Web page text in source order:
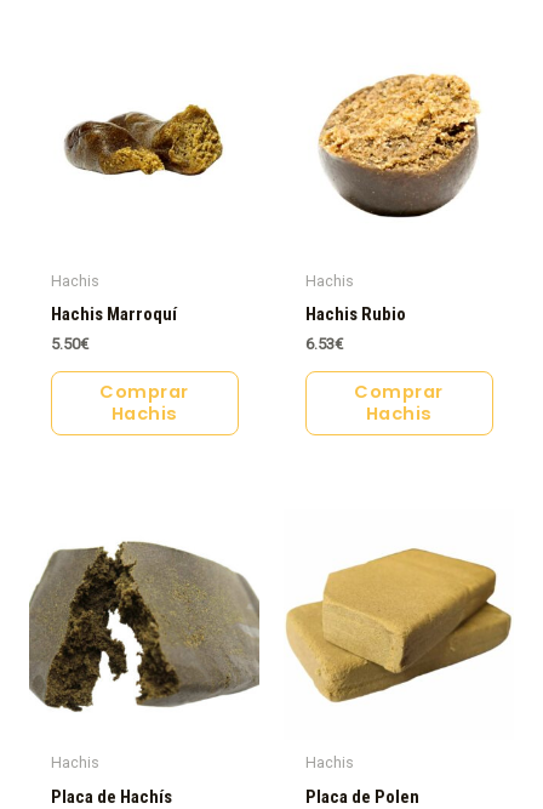
Hachis
Hachis Marroquí
5.50€
Comprar
Hachis
Hachis
Hachis Rubio
6.53€
Comprar
Hachis
Hachis
Placa de Hachís
Hachis
Placa de Polen